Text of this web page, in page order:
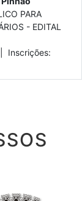
PARA
- EDITAL
| Inscrições: